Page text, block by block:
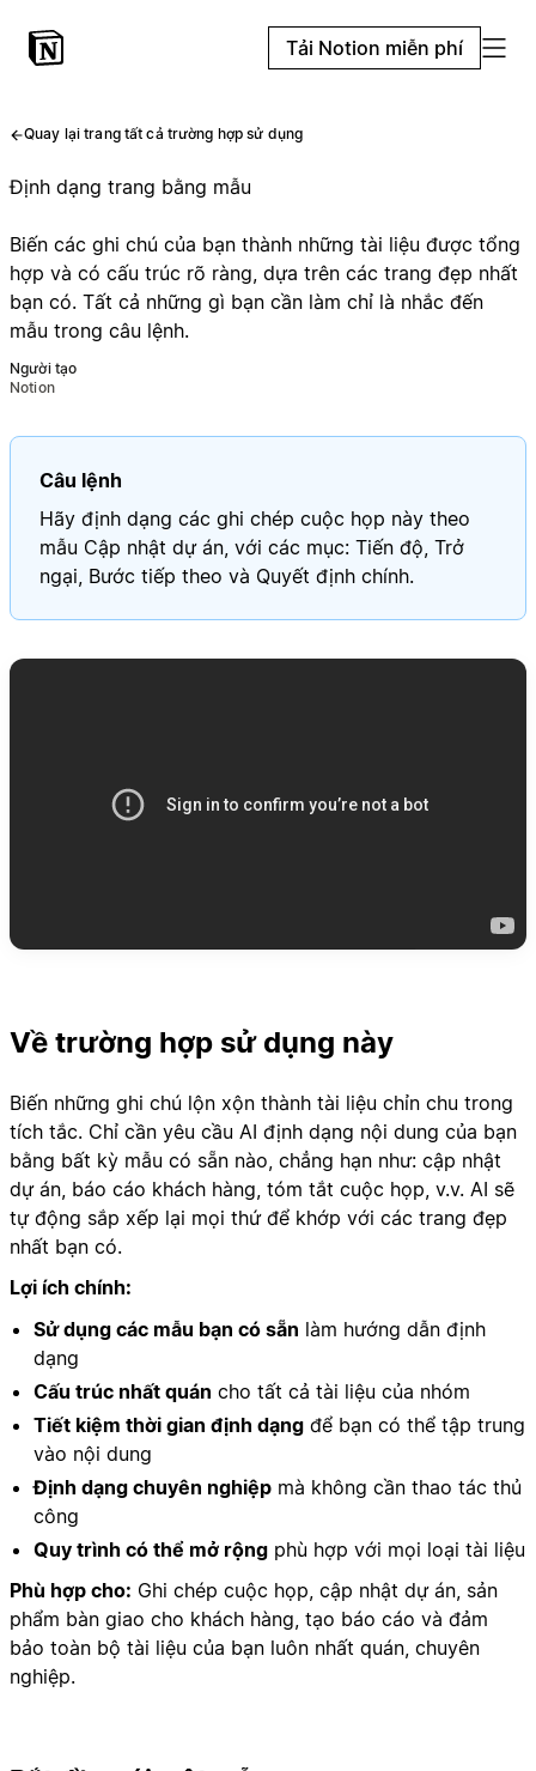
Tải Notion miễn phí
Quay lại trang tất cả trường hợp sử dụng
Định dạng trang bằng mẫu
Biến các ghi chú của bạn thành những tài liệu được tổng
hợp và có cấu trúc rõ ràng, dựa trên các trang đẹp nhất
bạn có. Tất cả những gì bạn cần làm chỉ là nhắc đến
mẫu trong câu lệnh.
Người tạo
Notion
Câu lệnh
Hãy định dạng các ghi chép cuộc họp này theo
mẫu Cập nhật dự án, với các mục: Tiến độ, Trở
ngại, Bước tiếp theo và Quyết định chính.
Về trường hợp sử dụng này
Biến những ghi chú lộn xộn thành tài liệu chỉn chu trong
tích tắc. Chỉ cần yêu cầu AI định dạng nội dung của bạn
bằng bất kỳ mẫu có sẵn nào, chẳng hạn như: cập nhật
dự án, báo cáo khách hàng, tóm tắt cuộc họp, v.v. AI sẽ
tự động sắp xếp lại mọi thứ để khớp với các trang đẹp
nhất bạn có.
Lợi ích chính:
Sử dụng các mẫu bạn có sẵn làm hướng dẫn định
dạng
Cấu trúc nhất quán cho tất cả tài liệu của nhóm
Tiết kiệm thời gian định dạng để bạn có thể tập trung
vào nội dung
Định dạng chuyên nghiệp mà không cần thao tác thủ
công
Quy trình có thể mở rộng phù hợp với mọi loại tài liệu
Phù hợp cho: Ghi chép cuộc họp, cập nhật dự án, sản
phẩm bàn giao cho khách hàng, tạo báo cáo và đảm
bảo toàn bộ tài liệu của bạn luôn nhất quán, chuyên
nghiệp.